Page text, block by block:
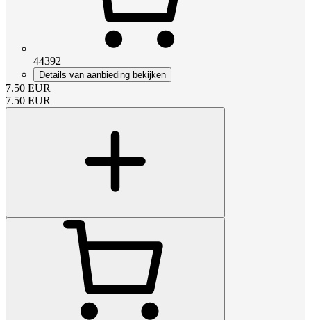
44392
Details van aanbieding bekijken
7.50 EUR
7.50 EUR